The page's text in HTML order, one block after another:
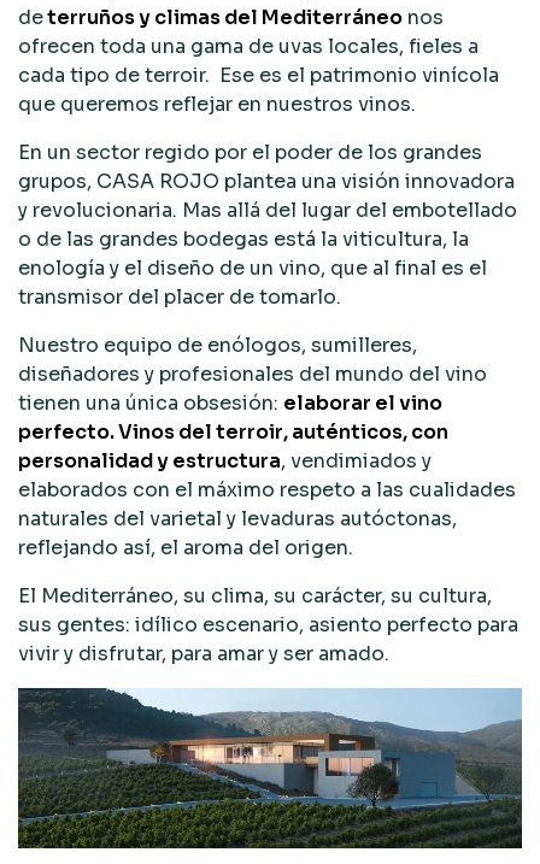
deterruños y climas del Mediterráneo nos
ofrecen toda una gama de uvas locales, fieles a
cada tipo de terroir. Ese es el patrimonio vinícola
que queremos reflejar en nuestros vinos.
En un sector regido por el poder de los grandes
grupos, CASA ROJO plantea una visión innovadora
y revolucionaria. Mas allá del lugar del embotellado
o de las grandes bodegas está la viticultura, la
enología y el diseño de un vino, que al final es el
transmisor del placer de tomarlo.
Nuestro equipo de enólogos, sumilleres,
diseñadores y profesionales del mundo del vino
tienen una única obsesión: elaborar el vino
perfecto. Vinos delterroir, auténticos, con
personalidad y estructura, vendimiados y
elaborados con el máximo respeto a las cualidades
naturales del varietal y levaduras autóctonas,
reflejando así, el aroma del origen.
El Mediterráneo, su clima, su carácter, su cultura,
sus gentes: idílico escenario, asiento perfecto para
vivir y disfrutar, para amar y ser amado.